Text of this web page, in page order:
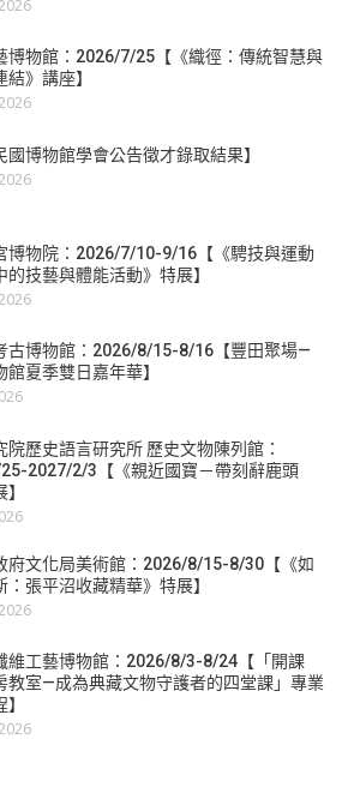
博物館：2026/7/25【《織徑：傳統智慧與
》講座】
國博物館學會公告徵才錄取結果】
博物院：2026/7/10-9/16【《騁技與運動
的技藝與體能活動》特展】
古博物館：2026/8/15-8/16【豐田聚場—
館夏季雙日嘉年華】
院歷史語言研究所 歷史文物陳列館：
2027/2/3【《親近國寶－帶刻辭鹿頭
府文化局美術館：2026/8/15-8/30【《如
：張平沼收藏精華》特展】
維工藝博物館：2026/8/3-8/24【「開課
教室—成為典藏文物守護者的四堂課」專業